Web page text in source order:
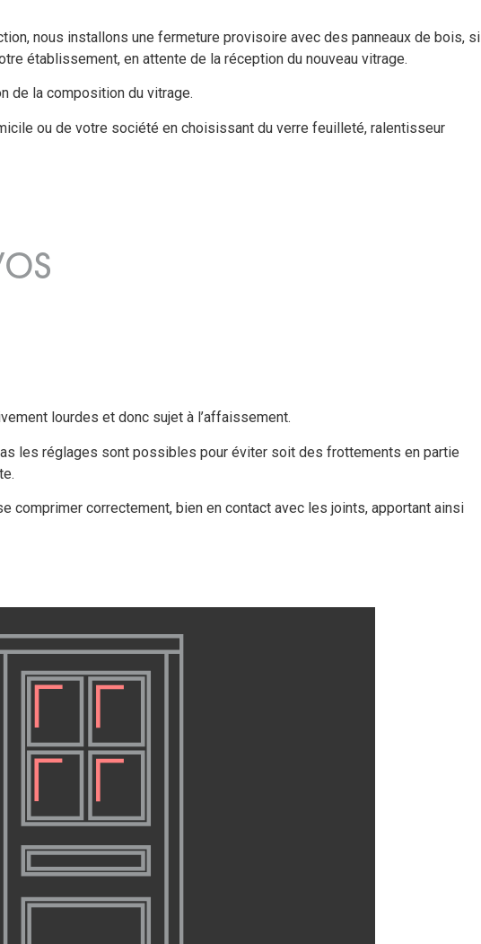
nous installons une fermeture provisoire avec des panneaux de bois, si
établissement, en attente de la réception du nouveau vitrage.
de la composition du vitrage.
ou de votre société en choisissant du verre feuilleté, ralentisseur
lourdes et donc sujet à l’affaissement.
les réglages sont possibles pour éviter soit des frottements en partie
comprimer correctement, bien en contact avec les joints, apportant ainsi